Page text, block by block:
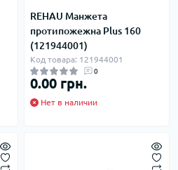
REHAU Манжета
протипожежна Plus 160
(121944001)
Код товара: 121944001
0
0.00 грн.
Нет в наличии